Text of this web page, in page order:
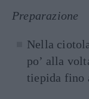
Preparazione
Nella
po’ alla
tiepida fino